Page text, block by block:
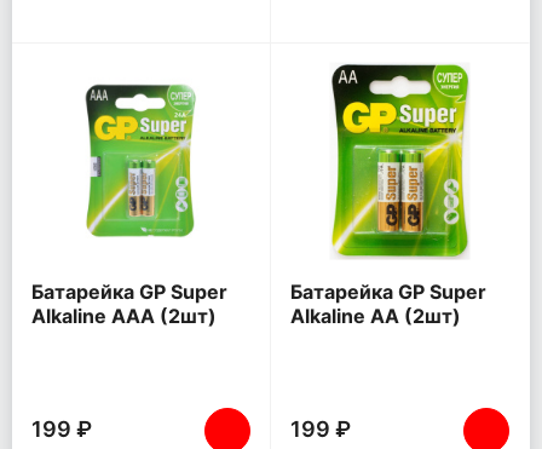
Батарейка GP Super
Alkaline AAA (2шт)
199 ₽
Батарейка GP Super
Alkaline AA (2шт)
199 ₽